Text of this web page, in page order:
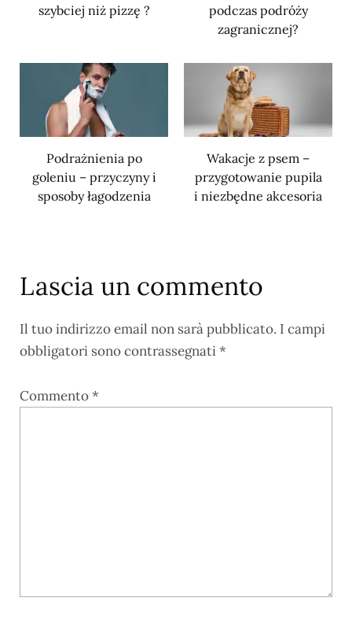
szybciej niż pizzę ?
podczas podróży
zagranicznej?
Podrażnienia po
goleniu – przyczyny i
sposoby łagodzenia
Wakacje z psem –
przygotowanie pupila
i niezbędne akcesoria
Lascia un commento
Il tuo indirizzo email non sarà pubblicato. I campi
obbligatori sono contrassegnati*
Commento*